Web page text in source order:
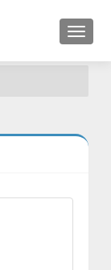
Toggle